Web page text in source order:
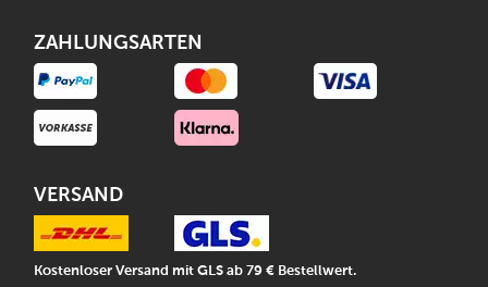
ZAHLUNGSARTEN
VERSAND
Kostenloser Versand mit GLS ab 79 € Bestellwert.